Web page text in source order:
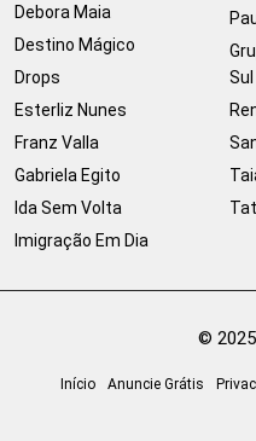
Debora Maia
Destino Mágico
Drops
Esterliz Nunes
Franz Valla
Gabriela Egito
Ida Sem Volta
Imigração Em Dia
©
Início Anuncie Grátis